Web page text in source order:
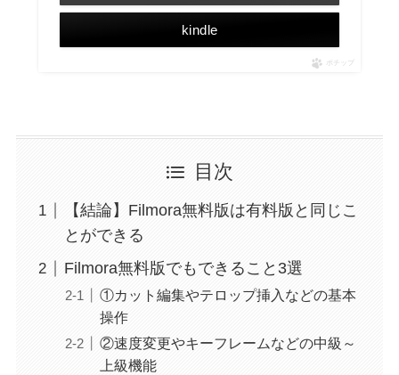
kindle
ポチップ
目次
【結論】Filmora無料版は有料版と同じこ
とができる
Filmora無料版でもできること3選
①カット編集やテロップ挿入などの基本
操作
②速度変更やキーフレームなどの中級～
上級機能